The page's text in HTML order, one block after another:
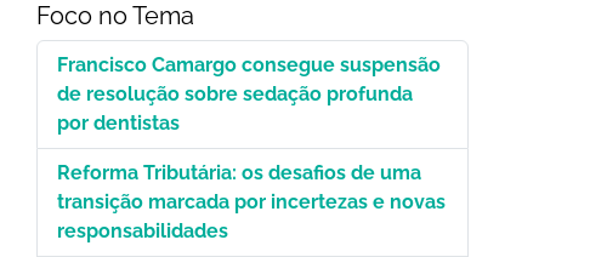
Foco no Tema
Francisco Camargo consegue suspensão
de resolução sobre sedação profunda
por dentistas
Reforma Tributária: os desafios de uma
transição marcada por incertezas e novas
responsabilidades